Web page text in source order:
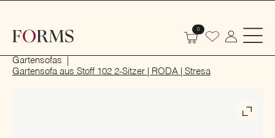
0
Gartensofas
Gartensofa aus Stoff 102 2-Sitzer | RODA | Stresa